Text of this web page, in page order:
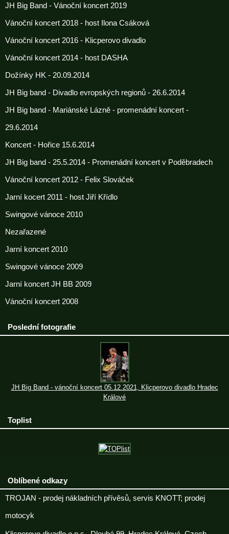
JH Big Band - Vánoční koncert 2019
Vánoční koncert 2018 - host Ilona Csáková
Vánoční koncert 2016 - Klicperovo divadlo
Vánoční koncert 2014 - host DASHA
Dožínky HK - 20.09.2014
JH Big band - Divadlo evropských regionů - 26.6.2014
JH Big band - Mariánské Lázně - promenádní koncert -
29.6.2014
Koncert - Hořice 15.6.2014
JH Big band - 25.5.2014 - Promenádní koncert v Poděbradech
Vánoční koncert 2012 - Felix Slováček
Jarní kocert 2011 - host Jiří Křídlo
Swingové vánoce 2010
Nezařazené
Jarní koncert 2010
Swingové vánoce 2009
Jarní koncert JH BB 2009
Vánoční koncert 2008
Poslední fotografie
JH Big Band - vánoční koncert 05.12.2021, Klicperovo divadlo Hradec
Králové
Toplist
Oblíbené odkazy
TROJAN - prodej nákladních přívěsů, servis KNOTT; prodej
motocyk